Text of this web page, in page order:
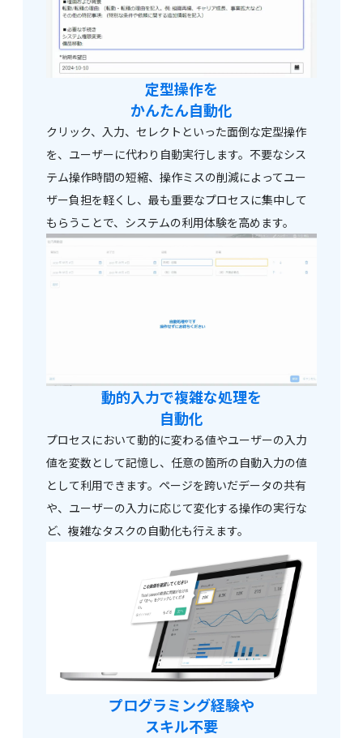
定型操作を
かんたん自動化
クリック、入力、セレクトといった面倒な定型操作
を、ユーザーに代わり自動実行します。不要なシス
テム操作時間の短縮、操作ミスの削減によってユー
ザー負担を軽くし、最も重要なプロセスに集中して
もらうことで、システムの利用体験を高めます。
動的入力で複雑な処理を
自動化
プロセスにおいて動的に変わる値やユーザーの入力
値を変数として記憶し、任意の箇所の自動入力の値
として利用できます。ページを跨いだデータの共有
や、ユーザーの入力に応じて変化する操作の実行な
ど、複雑なタスクの自動化も行えます。
プログラミング経験や
スキル不要